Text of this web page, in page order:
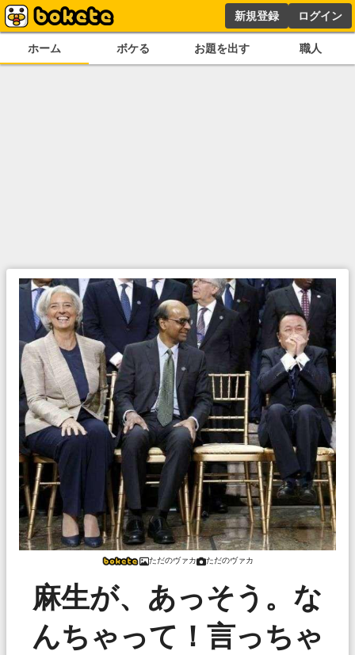
新規登録 ログイン
ホーム ボケる お題を出す 職人
ただのヴァカ ただのヴァカ
麻生が、あっそう。な
んちゃって！言っちゃ